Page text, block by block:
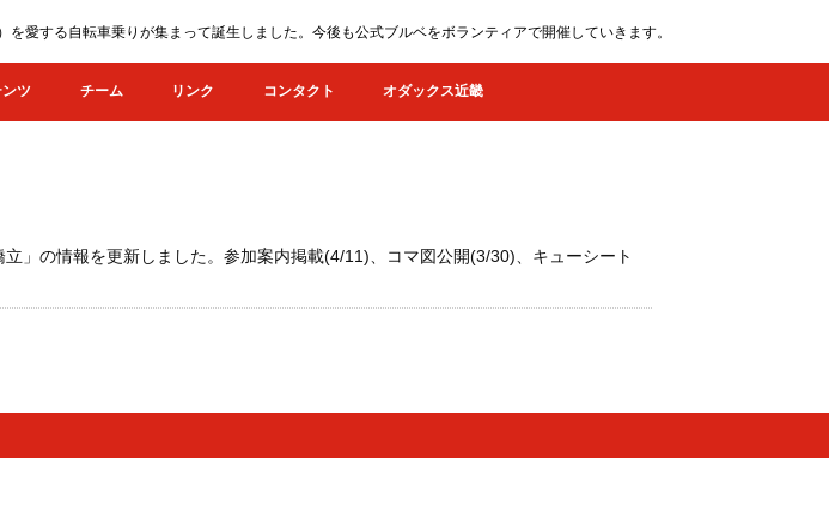
愛する自転車乗りが集まって誕生しました。今後も公式ブルベをボランティアで開催していきます。
ンツ チーム リンク コンタクト オダックス近畿
」の情報を更新しました。参加案内掲載(4/11)、コマ図公開(3/30)、キューシート